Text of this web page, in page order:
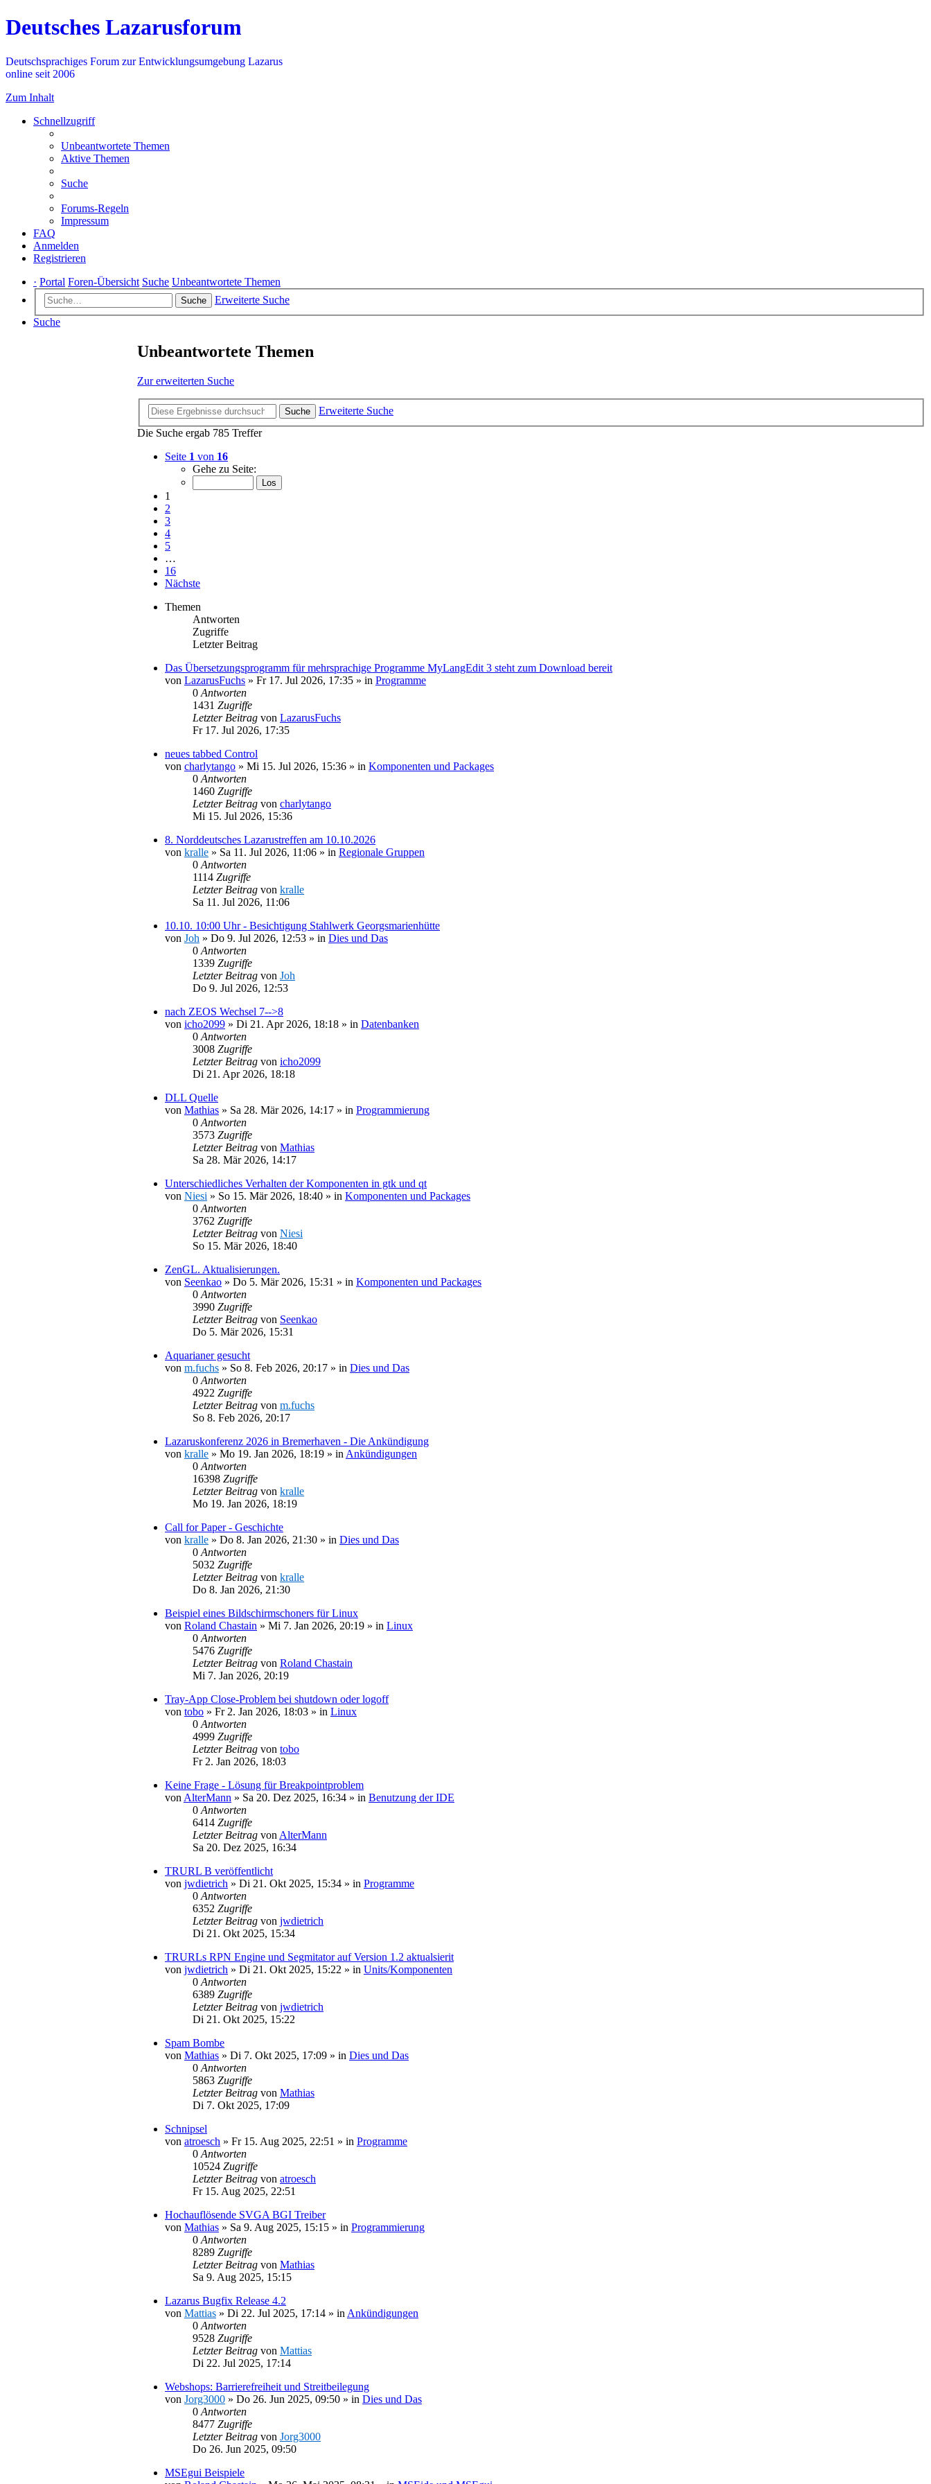
Deutsches Lazarusforum
Deutschsprachiges Forum zur Entwicklungsumgebung Lazarus
online seit 2006
Zum Inhalt
Schnellzugriff
Unbeantwortete Themen
Aktive Themen
Suche
Forums-Regeln
Impressum
FAQ
Anmelden
Registrieren
· Portal Foren-Übersicht Suche Unbeantwortete Themen
Suche
Erweiterte Suche
Suche
Unbeantwortete Themen
Zur erweiterten Suche
Suche
Erweiterte Suche
Die Suche ergab 785 Treffer
Seite 1 von 16
Gehe zu Seite:
1
2
3
4
5
…
16
Nächste
Themen
Antworten
Zugriffe
Letzter Beitrag
Das Übersetzungsprogramm für mehrsprachige Programme MyLangEdit 3 steht zum Download bereit
von LazarusFuchs » Fr 17. Jul 2026, 17:35 » in Programme
0 Antworten
1431 Zugriffe
Letzter Beitrag von LazarusFuchs
Fr 17. Jul 2026, 17:35
neues tabbed Control
von charlytango » Mi 15. Jul 2026, 15:36 » in Komponenten und Packages
0 Antworten
1460 Zugriffe
Letzter Beitrag von charlytango
Mi 15. Jul 2026, 15:36
8. Norddeutsches Lazarustreffen am 10.10.2026
von kralle » Sa 11. Jul 2026, 11:06 » in Regionale Gruppen
0 Antworten
1114 Zugriffe
Letzter Beitrag von kralle
Sa 11. Jul 2026, 11:06
10.10. 10:00 Uhr - Besichtigung Stahlwerk Georgsmarienhütte
von Joh » Do 9. Jul 2026, 12:53 » in Dies und Das
0 Antworten
1339 Zugriffe
Letzter Beitrag von Joh
Do 9. Jul 2026, 12:53
nach ZEOS Wechsel 7-->8
von icho2099 » Di 21. Apr 2026, 18:18 » in Datenbanken
0 Antworten
3008 Zugriffe
Letzter Beitrag von icho2099
Di 21. Apr 2026, 18:18
DLL Quelle
von Mathias » Sa 28. Mär 2026, 14:17 » in Programmierung
0 Antworten
3573 Zugriffe
Letzter Beitrag von Mathias
Sa 28. Mär 2026, 14:17
Unterschiedliches Verhalten der Komponenten in gtk und qt
von Niesi » So 15. Mär 2026, 18:40 » in Komponenten und Packages
0 Antworten
3762 Zugriffe
Letzter Beitrag von Niesi
So 15. Mär 2026, 18:40
ZenGL. Aktualisierungen.
von Seenkao » Do 5. Mär 2026, 15:31 » in Komponenten und Packages
0 Antworten
3990 Zugriffe
Letzter Beitrag von Seenkao
Do 5. Mär 2026, 15:31
Aquarianer gesucht
von m.fuchs » So 8. Feb 2026, 20:17 » in Dies und Das
0 Antworten
4922 Zugriffe
Letzter Beitrag von m.fuchs
So 8. Feb 2026, 20:17
Lazaruskonferenz 2026 in Bremerhaven - Die Ankündigung
von kralle » Mo 19. Jan 2026, 18:19 » in Ankündigungen
0 Antworten
16398 Zugriffe
Letzter Beitrag von kralle
Mo 19. Jan 2026, 18:19
Call for Paper - Geschichte
von kralle » Do 8. Jan 2026, 21:30 » in Dies und Das
0 Antworten
5032 Zugriffe
Letzter Beitrag von kralle
Do 8. Jan 2026, 21:30
Beispiel eines Bildschirmschoners für Linux
von Roland Chastain » Mi 7. Jan 2026, 20:19 » in Linux
0 Antworten
5476 Zugriffe
Letzter Beitrag von Roland Chastain
Mi 7. Jan 2026, 20:19
Tray-App Close-Problem bei shutdown oder logoff
von tobo » Fr 2. Jan 2026, 18:03 » in Linux
0 Antworten
4999 Zugriffe
Letzter Beitrag von tobo
Fr 2. Jan 2026, 18:03
Keine Frage - Lösung für Breakpointproblem
von AlterMann » Sa 20. Dez 2025, 16:34 » in Benutzung der IDE
0 Antworten
6414 Zugriffe
Letzter Beitrag von AlterMann
Sa 20. Dez 2025, 16:34
TRURL B veröffentlicht
von jwdietrich » Di 21. Okt 2025, 15:34 » in Programme
0 Antworten
6352 Zugriffe
Letzter Beitrag von jwdietrich
Di 21. Okt 2025, 15:34
TRURLs RPN Engine und Segmitator auf Version 1.2 aktualsierit
von jwdietrich » Di 21. Okt 2025, 15:22 » in Units/Komponenten
0 Antworten
6389 Zugriffe
Letzter Beitrag von jwdietrich
Di 21. Okt 2025, 15:22
Spam Bombe
von Mathias » Di 7. Okt 2025, 17:09 » in Dies und Das
0 Antworten
5863 Zugriffe
Letzter Beitrag von Mathias
Di 7. Okt 2025, 17:09
Schnipsel
von atroesch » Fr 15. Aug 2025, 22:51 » in Programme
0 Antworten
10524 Zugriffe
Letzter Beitrag von atroesch
Fr 15. Aug 2025, 22:51
Hochauflösende SVGA BGI Treiber
von Mathias » Sa 9. Aug 2025, 15:15 » in Programmierung
0 Antworten
8289 Zugriffe
Letzter Beitrag von Mathias
Sa 9. Aug 2025, 15:15
Lazarus Bugfix Release 4.2
von Mattias » Di 22. Jul 2025, 17:14 » in Ankündigungen
0 Antworten
9528 Zugriffe
Letzter Beitrag von Mattias
Di 22. Jul 2025, 17:14
Webshops: Barrierefreiheit und Streitbeilegung
von Jorg3000 » Do 26. Jun 2025, 09:50 » in Dies und Das
0 Antworten
8477 Zugriffe
Letzter Beitrag von Jorg3000
Do 26. Jun 2025, 09:50
MSEgui Beispiele